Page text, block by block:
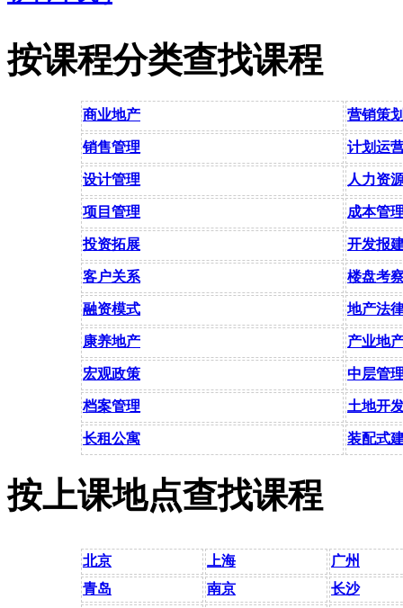
按课程分类查找课程
商业地产 营销策
销售管理 计划运
设计管理 人力资
项目管理 成本管
投资拓展 开发报
客户关系 楼盘考
融资模式 地产法
康养地产 产业地
宏观政策 中层管
档案管理 土地开
长租公寓 装配式
按上课地点查找课程
北京 上海
广州
青岛
南京
长沙